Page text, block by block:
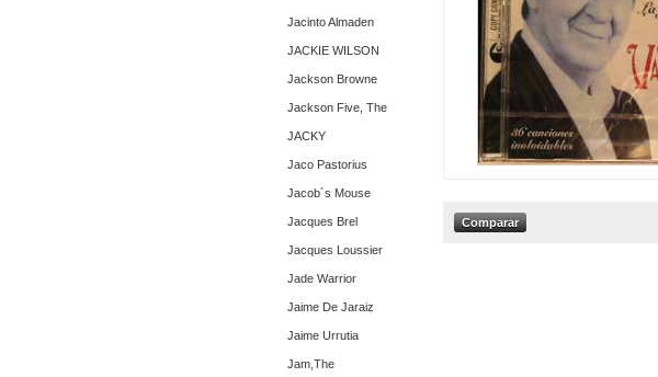
Jacinto Almaden
JACKIE WILSON
Jackson Browne
Jackson Five, The
JACKY
Jaco Pastorius
Jacob´s Mouse
Jacques Brel
Jacques Loussier
Jade Warrior
Jaime De Jaraiz
Jaime Urrutia
Jam,The